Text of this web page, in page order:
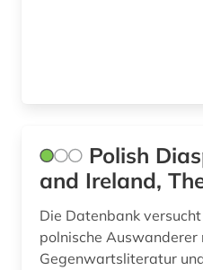
geschichte 2019 (1)
geschlecht (1)
Polish
and Ireland,
Die Datenbank
polnische
Gegenwartsliteratur